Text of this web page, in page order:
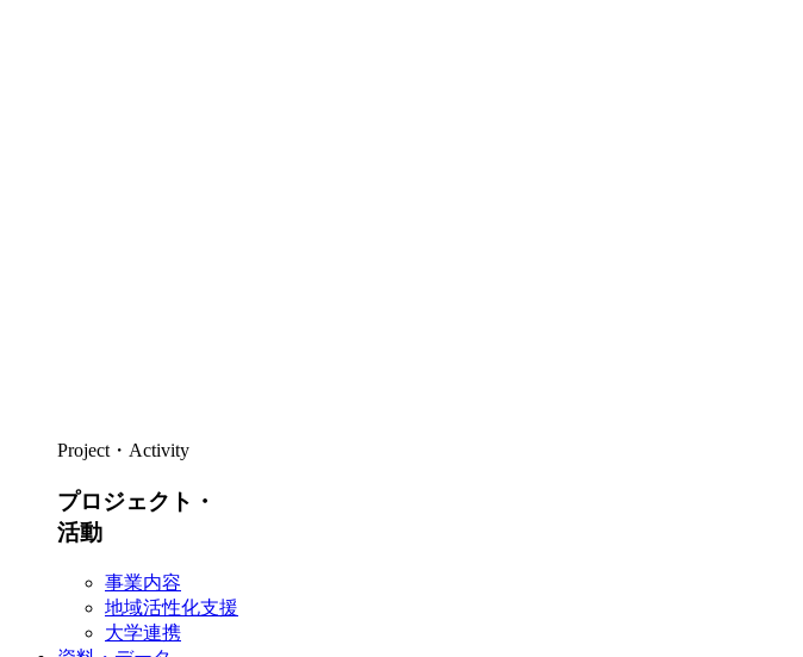
Project・Activity
プロジェクト・
活動
事業内容
地域活性化支援
大学連携